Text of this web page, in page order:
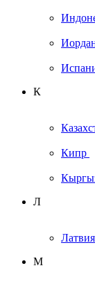
К
Кипр
Л
Латвия
М